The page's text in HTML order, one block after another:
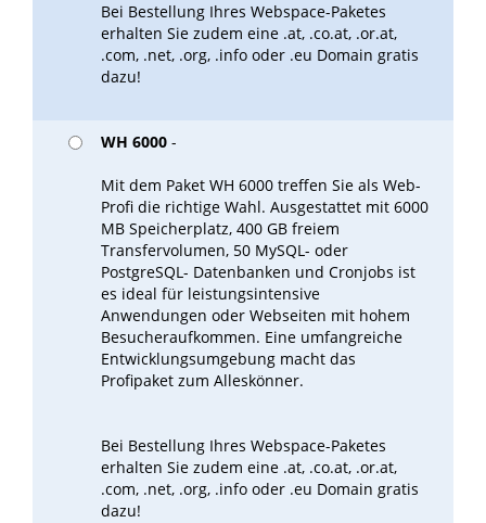
Bei Bestellung Ihres Webspace-Paketes
erhalten Sie zudem eine .at, .co.at, .or.at,
.com, .net, .org, .info oder .eu Domain gratis
dazu!
WH 6000 -
Mit dem Paket WH 6000 treffen Sie als Web-
Profi die richtige Wahl. Ausgestattet mit 6000
MB Speicherplatz, 400 GB freiem
Transfervolumen, 50 MySQL- oder
PostgreSQL- Datenbanken und Cronjobs ist
es ideal für leistungsintensive
Anwendungen oder Webseiten mit hohem
Besucheraufkommen. Eine umfangreiche
Entwicklungsumgebung macht das
Profipaket zum Alleskönner.
Bei Bestellung Ihres Webspace-Paketes
erhalten Sie zudem eine .at, .co.at, .or.at,
.com, .net, .org, .info oder .eu Domain gratis
dazu!